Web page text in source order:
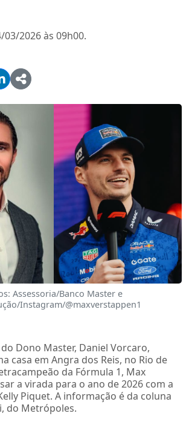
2026 às 09h00.
Assessoria/Banco Master e
Instagram/@maxverstappen1
Dono Master, Daniel Vorcaro,
casa em Angra dos Reis, no Rio de
da Fórmula 1, Max
a virada para o ano de 2026 com a
Piquet. A informação é da coluna
do Metrópoles.